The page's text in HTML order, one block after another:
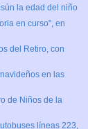
la edad del niño
en curso", en
del Retiro, con
en las
de Niños de la
líneas 223,